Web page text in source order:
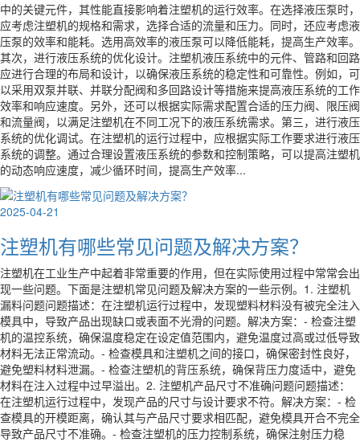
中的关键元件，其性能直接影响着注塑机的运行效率。在选择液压泵时，
应考虑注塑机的规格和需求，选择合适的流量和压力。同时，还应考虑液
压泵的效率和能耗。选用高效率的液压泵可以降低能耗，提高生产效率。
其次，进行液压系统的优化设计。注塑机液压系统中的元件、管路和回路
应进行合理的布局和设计，以确保液压系统的稳定性和可靠性。例如，可
以采用双泵并联、并联分配阀和多回路设计等措施来提高液压系统的工作
效率和响应速度。另外，还可以根据实际需求配置合适的压力阀、限压阀
和流量阀，以满足注塑机在不同工况下的液压系统需求。第三，进行液压
系统的优化调试。在注塑机的运行过程中，应根据实际工作要求进行液压
系统的调整。通过合理设置液压系统的参数和控制策略，可以提高注塑机
的动态响应速度，减少循环时间，提高生产效率...
2025-04-21
注塑机有哪些常见问题及解决方案？
注塑机在工业生产中起着非常重要的作用，但在实际使用过程中常常会出
现一些问题。下面是注塑机常见问题及解决方案的一些示例。1. 注塑机
漏料问题问题描述：在注塑机运行过程中，发现塑料材料没有被完全注入
模具中，导致产品出现缺口或表面不光滑的问题。解决方案：- 检查注塑
机的温控系统，确保温度稳定在设定值范围内，避免温度过高或过低导致
材料无法正常流动。- 检查模具和注塑机之间的接口，确保密封性良好，
避免塑料材料泄漏。- 检查注塑机的背压系统，确保背压力度适中，避免
材料在注入过程中过早溢出。2. 注塑机产品尺寸不准确问题问题描述：
在注塑机运行过程中，发现产品的尺寸与设计要求不符。解决方案：- 检
查模具的开模距离，确认其与产品尺寸要求相匹配，避免模具开合不完全
导致产品尺寸不准确。- 检查注塑机的压力控制系统，确保注射压力稳